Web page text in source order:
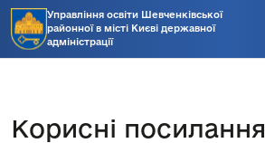
Управління освіти Шевченківської
районної в місті Києві державної
адміністрації
Корисні посилання